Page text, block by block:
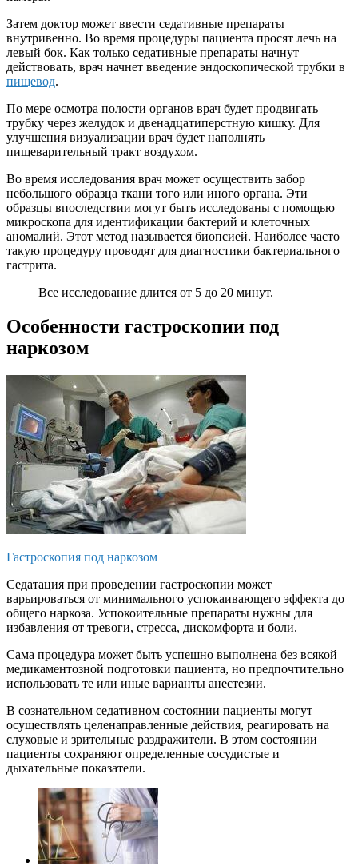
Затем доктор может ввести седативные препараты
внутривенно. Во время процедуры пациента просят лечь на
левый бок. Как только седативные препараты начнут
действовать, врач начнет введение эндоскопической трубки в
пищевод.
По мере осмотра полости органов врач будет продвигать
трубку через желудок и двенадцатиперстную кишку. Для
улучшения визуализации врач будет наполнять
пищеварительный тракт воздухом.
Во время исследования врач может осуществить забор
небольшого образца ткани того или иного органа. Эти
образцы впоследствии могут быть исследованы с помощью
микроскопа для идентификации бактерий и клеточных
аномалий. Этот метод называется биопсией. Наиболее часто
такую процедуру проводят для диагностики бактериального
гастрита.
Все исследование длится от 5 до 20 минут.
Особенности гастроскопии под
наркозом
Гастроскопия под наркозом
Седатация при проведении гастроскопии может
варьироваться от минимального успокаивающего эффекта до
общего наркоза. Успокоительные препараты нужны для
избавления от тревоги, стресса, дискомфорта и боли.
Сама процедура может быть успешно выполнена без всякой
медикаментозной подготовки пациента, но предпочтительно
использовать те или иные варианты анестезии.
В сознательном седативном состоянии пациенты могут
осуществлять целенаправленные действия, реагировать на
слуховые и зрительные раздражители. В этом состоянии
пациенты сохраняют определенные сосудистые и
дыхательные показатели.